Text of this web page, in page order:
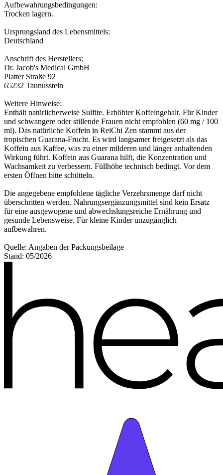
Aufbewahrungsbedingungen:
Trocken lagern.
Ursprungsland des Lebensmittels:
Deutschland
Anschrift des Herstellers:
Dr. Jacob's Medical GmbH
Platter Straße 92
65232 Taunusstein
Weitere Hinweise:
Enthält natürlicherweise Sulfite. Erhöhter Koffeingehalt. Für Kinder
und schwangere oder stillende Frauen nicht empfohlen (60 mg / 100
ml). Das natürliche Koffein in ReiChi Zen stammt aus der
tropischen Guarana-Frucht. Es wird langsamer freigesetzt als das
Koffein aus Kaffee, was zu einer milderen und länger anhaltenden
Wirkung führt. Koffein aus Guarana hilft, die Konzentration und
Wachsamkeit zu verbessern. Füllhöhe technisch bedingt. Vor dem
ersten Öffnen bitte schütteln.
Die angegebene empfohlene tägliche Verzehrsmenge darf nicht
überschritten werden. Nahrungsergänzungsmittel sind kein Ersatz
für eine ausgewogene und abwechslungsreiche Ernährung und
gesunde Lebensweise. Für kleine Kinder unzugänglich
aufbewahren.
Quelle: Angaben der Packungsbeilage
Stand: 05/2026